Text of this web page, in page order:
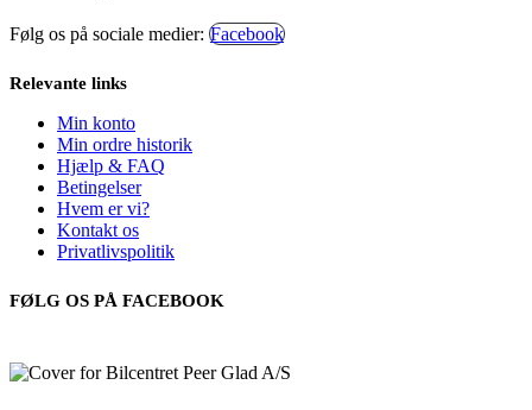
Følg os på sociale medier: Facebook
Relevante links
Min konto
Min ordre historik
Hjælp & FAQ
Betingelser
Hvem er vi?
Kontakt os
Privatlivspolitik
FØLG OS PÅ FACEBOOK